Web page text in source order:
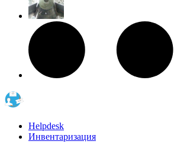
Helpdesk
Инвентаризация